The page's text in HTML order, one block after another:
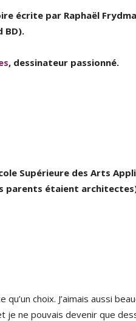
écrite par Raphaël
BD).
, dessinateur passionné.
Supérieure des Arts
parents étaient
choix. J’aimais aussi
ne pouvais devenir que